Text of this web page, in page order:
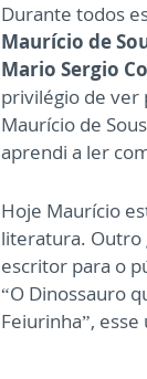
Durante todos
Maurício de
Mario Sergio
privilégio de ver
Maurício de
aprendi a ler
Hoje Maurício
literatura. Outro
escritor para o
“O Dinossauro
Feiurinha”,